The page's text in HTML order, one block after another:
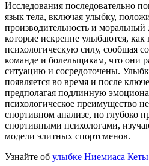
Исследования последовательно
язык тела, включая улыбку,
производительность и
которые искренне улыбаются,
психологическую силу, сообщая
команде и болельщикам, что они
ситуацию и сосредоточены.
появляется во время и после
предполагая подлинную
психологическое преимущество
спортивном анализе, но глубоко
спортивными психологами,
модели элитных спортсменов.
Узнайте об улыбке Ниемиаса Кеты